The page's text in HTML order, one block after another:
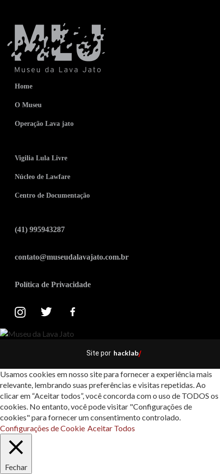
Home
O Museu
Operação Lava jato
Vigilia Lula Livre
Núcleo de Lawfare
Centro de Documentação
(41) 995943287
contato@museudalavajato.com.br
Política de Privacidade
Site por hacklab/
Usamos cookies em nosso site para fornecer a experiência mais
relevante, lembrando suas preferências e visitas repetidas. Ao
clicar em “Aceitar todos”, você concorda com o uso de TODOS os
cookies. No entanto, você pode visitar "Configurações de
cookies" para fornecer um consentimento controlado.
Configurações de Cookie Aceitar Todos
Fechar